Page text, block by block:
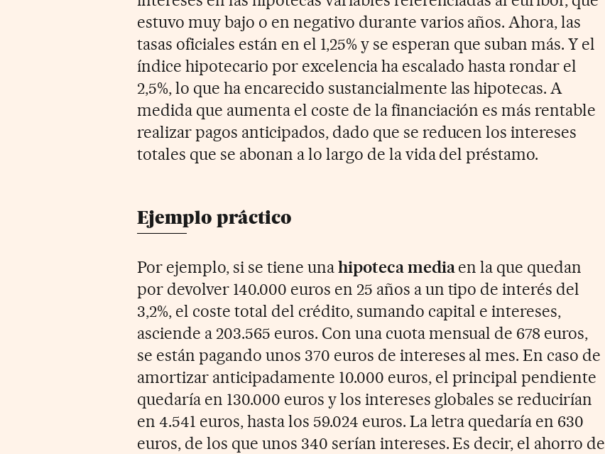
estuvo muy bajo o en negativo durante varios años. Ahora, las
tasas oficiales están en el 1,25% y se esperan que suban más. Y el
índice hipotecario por excelencia ha escalado hasta rondar el
2,5%, lo que ha encarecido sustancialmente las hipotecas. A
medida que aumenta el coste de la financiación es más rentable
realizar pagos anticipados, dado que se reducen los intereses
totales que se abonan a lo largo de la vida del préstamo.
Ejemplo práctico
Por ejemplo, si se tiene unahipoteca mediaen la que quedan
por devolver 140.000 euros en 25 años a un tipo de interés del
3,2%, el coste total del crédito, sumando capital e intereses,
asciende a 203.565 euros. Con una cuota mensual de 678 euros,
se están pagando unos 370 euros de intereses al mes. En caso de
amortizar anticipadamente 10.000 euros, el principal pendiente
quedaría en 130.000 euros y los intereses globales se reducirían
en 4.541 euros, hasta los 59.024 euros. La letra quedaría en 630
euros, de los que unos 340 serían intereses. Es decir, el ahorro de